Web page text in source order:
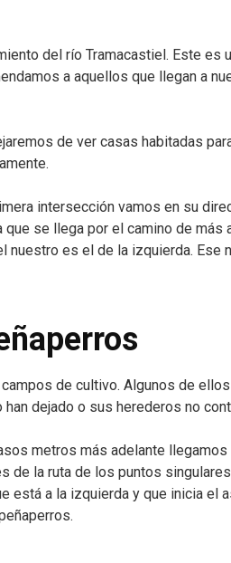
del río Tramacastiel. Este es
a aquellos que llegan a
de ver casas habitadas
intersección vamos en su
se llega por el camino de más
nuestro es el de la izquierda. Ese
de cultivo. Algunos de
dejado o sus herederos no
metros más adelante llegamos
de la ruta de los puntos
está a la izquierda y que inicia el